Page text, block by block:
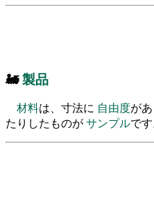
🚂製品
材料は、寸法に 自由度が
たりしたものがサンプルです